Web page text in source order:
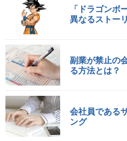
「ドラゴンボ
異なるストー
副業が禁止の
る方法とは？
会社員である
ング